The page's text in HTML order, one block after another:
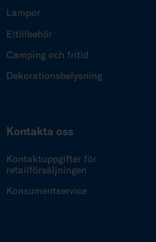
Lampor
Eltillbehör
Camping och fritid
Dekorationsbelysning
Kontakta oss
Kontaktuppgifter för
retailförsäljningen
Konsumentservice